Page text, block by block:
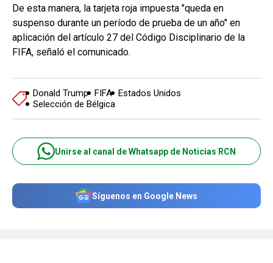
De esta manera, la tarjeta roja impuesta "queda en
suspenso durante un período de prueba de un año" en
aplicación del artículo 27 del Código Disciplinario de la
FIFA, señaló el comunicado.
Donald Trump FIFA Estados Unidos
Selección de Bélgica
Unirse al canal de Whatsapp de Noticias RCN
Síguenos en Google News